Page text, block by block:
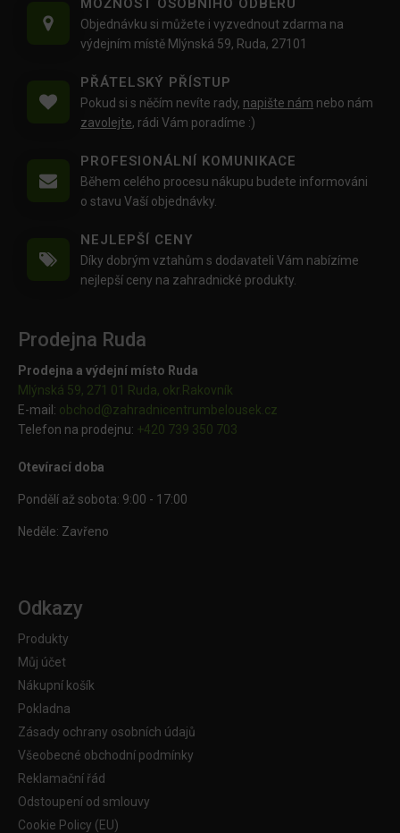
MOŽNOST OSOBNÍHO ODBĚRU
Objednávku si můžete i vyzvednout zdarma na
výdejním místě Mlýnská 59, Ruda, 27101
PŘÁTELSKÝ PŘÍSTUP
Pokud si s něčím nevíte rady, napište nám nebo nám
zavolejte, rádi Vám poradíme :)
PROFESIONÁLNÍ KOMUNIKACE
Během celého procesu nákupu budete informováni
o stavu Vaší objednávky.
NEJLEPŠÍ CENY
Díky dobrým vztahům s dodavateli Vám nabízíme
nejlepší ceny na zahradnické produkty.
Prodejna Ruda
Prodejna a výdejní místo Ruda
Mlýnská 59, 271 01 Ruda, okr.Rakovník
E-mail: obchod@zahradnicentrumbelousek.cz
Telefon na prodejnu: +420 739 350 703
Otevírací doba
Pondělí až sobota: 9:00 - 17:00
Neděle: Zavřeno
Odkazy
Produkty
Můj účet
Nákupní košík
Pokladna
Zásady ochrany osobních údajů
Všeobecné obchodní podmínky
Reklamační řád
Odstoupení od smlouvy
Cookie Policy (EU)